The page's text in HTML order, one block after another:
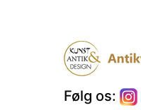
Følg os: